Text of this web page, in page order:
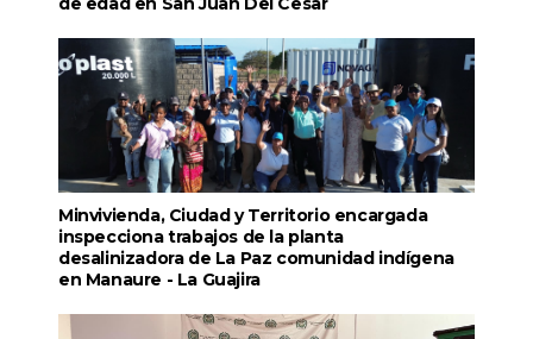
Minvivienda, Ciudad y Territorio encargada
inspecciona trabajos de la planta
desalinizadora de La Paz comunidad indígena
en Manaure - La Guajira